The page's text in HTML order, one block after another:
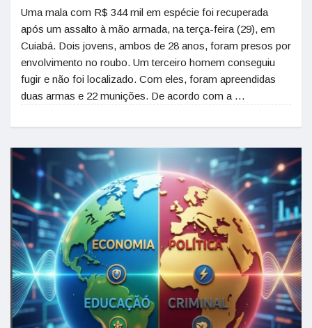
Uma mala com R$ 344 mil em espécie foi recuperada
após um assalto à mão armada, na terça-feira (29), em
Cuiabá. Dois jovens, ambos de 28 anos, foram presos por
envolvimento no roubo. Um terceiro homem conseguiu
fugir e não foi localizado. Com eles, foram apreendidas
duas armas e 22 munições. De acordo com a …